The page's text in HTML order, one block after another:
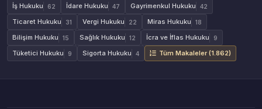
İş Hukuku 62 İdare Hukuku 47 Gayrimenkul Hukuku 42
Ticaret Hukuku 31 Vergi Hukuku 22 Miras Hukuku 18
Bilişim Hukuku 15 Sağlık Hukuku 12 İcra ve İflas Hukuku 9
Tüketici Hukuku 9 Sigorta Hukuku 4 Tüm Makaleler (1.862)